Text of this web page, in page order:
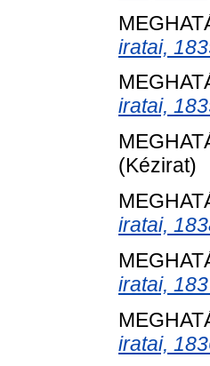
iratai,
iratai,
(Kézirat)
iratai,
iratai,
iratai,